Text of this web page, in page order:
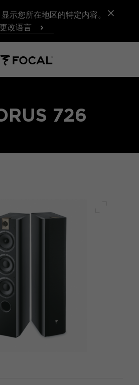
示您所在地区的特定内容。
更改语言
726